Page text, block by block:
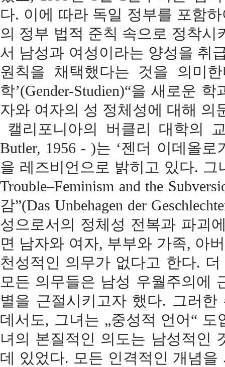
다. 이에 따라 독일 정부를 포함
의 정부 법적 준칙 속으로 정착
서 남성과 여성이라는 양성을 취
원칙을 채택했다는 것을 의미
학’(Gender-Studien)“을 새로운
자와 여자의 성 정체성에 대해
캘리포니아의 버클리 대학의
Butler, 1956 - )는 ‘젠더 이데올
을 레즈비언으로 밝히고 있다. 그
Trouble–Feminism and the
감”(Das Unbehagen der
성으로서의 정체성 전복과 파괴
면 남자와 여자, 부부와 가족, 아
천성적인 의무가 없다고 한다.
모든 의무들은 남성 우월주의에
별을 근절시키고자 했다. 그러
데서도, 그녀는 „중성적 언어“
녀의 본질적인 의도는 남성적인
데 있었다. 모든 인격적인 개념